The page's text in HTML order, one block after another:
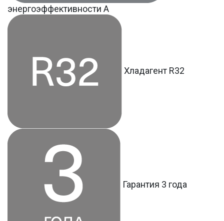
энергоэффективности A
Хладагент R32
Гарантия 3 года